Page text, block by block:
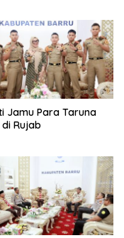
Jamu Para Taruna
Rujab